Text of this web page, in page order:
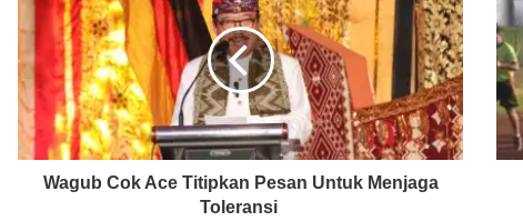
Wagub Cok Ace Titipkan Pesan Untuk Menjaga
Toleransi